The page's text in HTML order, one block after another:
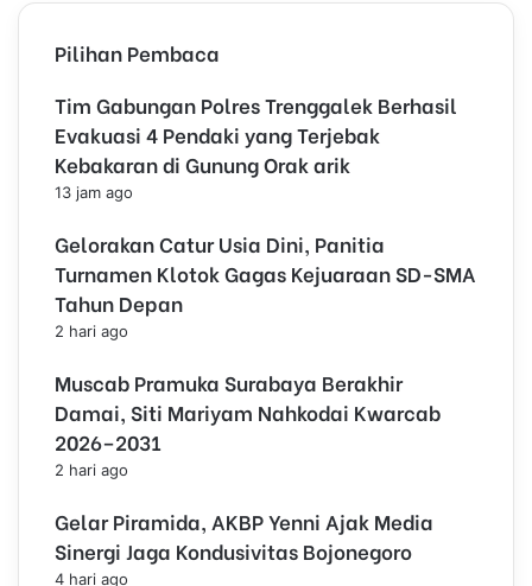
Pilihan Pembaca
Tim Gabungan Polres Trenggalek Berhasil
Evakuasi 4 Pendaki yang Terjebak
Kebakaran di Gunung Orak arik
13 jam ago
Gelorakan Catur Usia Dini, Panitia
Turnamen Klotok Gagas Kejuaraan SD-SMA
Tahun Depan
2 hari ago
Muscab Pramuka Surabaya Berakhir
Damai, Siti Mariyam Nahkodai Kwarcab
2026–2031
2 hari ago
Gelar Piramida, AKBP Yenni Ajak Media
Sinergi Jaga Kondusivitas Bojonegoro
4 hari ago